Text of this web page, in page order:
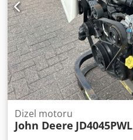
Dizel motoru
John Deere JD4045PWL